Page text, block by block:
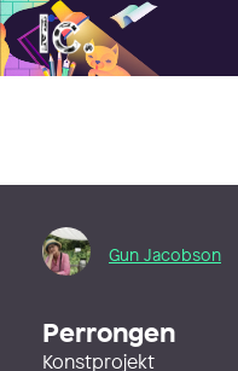
Illustratörcentrum
Gun Jacobson
Perrongen
Konstprojekt